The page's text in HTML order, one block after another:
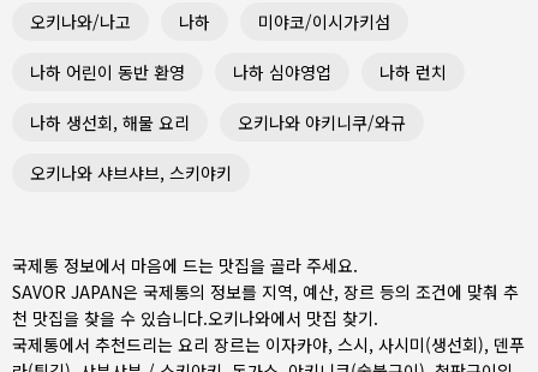
오키나와/나고 나하 미야코/이시가키섬
나하 어린이 동반 환영 나하 심야영업 나하 런치
나하 생선회, 해물 요리 오키나와 야키니쿠/와규
오키나와 샤브샤브, 스키야키
국제통 정보에서 마음에 드는 맛집을 골라 주세요.
SAVOR JAPAN은 국제통의 정보를 지역, 예산, 장르 등의 조건에 맞춰 추
천 맛집을 찾을 수 있습니다.오키나와에서 맛집 찾기.
국제통에서 추천드리는 요리 장르는 이자카야, 스시, 사시미(생선회), 덴푸